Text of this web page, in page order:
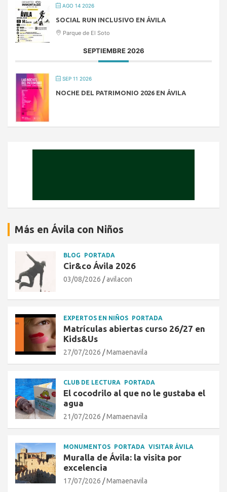
AGO 14 2026
SOCIAL RUN INCLUSIVO EN ÁVILA
Parque de El Soto
SEPTIEMBRE 2026
SEP 11 2026
NOCHE DEL PATRIMONIO 2026 EN ÁVILA
Más en Ávila con Niños
BLOG PORTADA
Cir&co Ávila 2026
03/08/2026 avilacon
EXPERTOS EN NIÑOS PORTADA
Matrículas abiertas curso 26/27 en
Kids&Us
27/07/2026 Mamaenavila
CLUB DE LECTURA PORTADA
El cocodrilo al que no le gustaba el
agua
21/07/2026 Mamaenavila
MONUMENTOS PORTADA VISITAR ÁVILA
Muralla de Ávila: la visita por
excelencia
17/07/2026 Mamaenavila